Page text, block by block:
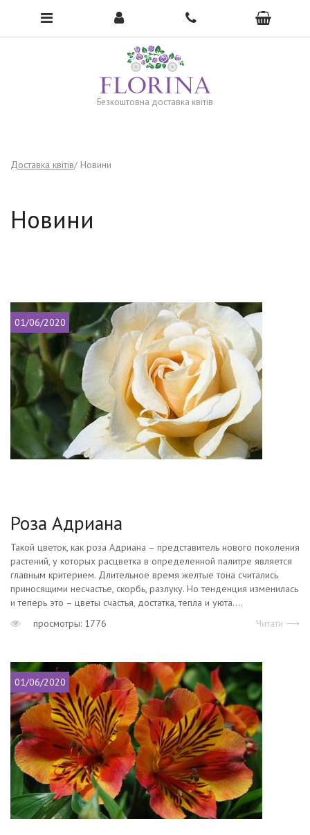
Безкоштовна доставка квітів
To open the menu, click here →
Доставка квітів Новини
Новини
01/06/2020
Роза Адриана
Такой цветок, как роза Адриана – представитель нового поколения
растений, у которых расцветка в определенной палитре является
главным критерием. Длительное время желтые тона считались
приносящими несчастье, скорбь, разлуку. Но тенденция изменилась
и теперь это – цветы счастья, достатка, тепла и уюта....
просмотры: 1776
Читати ⟶
01/06/2020